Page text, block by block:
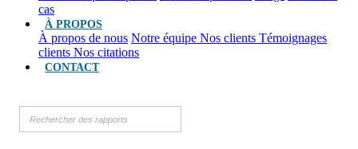
cas
À PROPOS
À propos de nous Notre équipe Nos clients Témoignages
clients Nos citations
CONTACT